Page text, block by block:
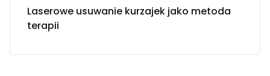
Laserowe usuwanie kurzajek jako metoda
terapii